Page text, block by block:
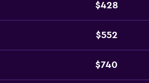
$428
$552
$740